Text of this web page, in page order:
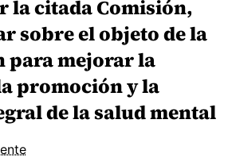
la citada Comisión,
sobre el objeto de la
para mejorar la
promoción y la
de la salud mental